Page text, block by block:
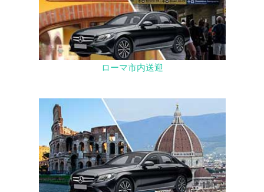
ローマ市内送迎